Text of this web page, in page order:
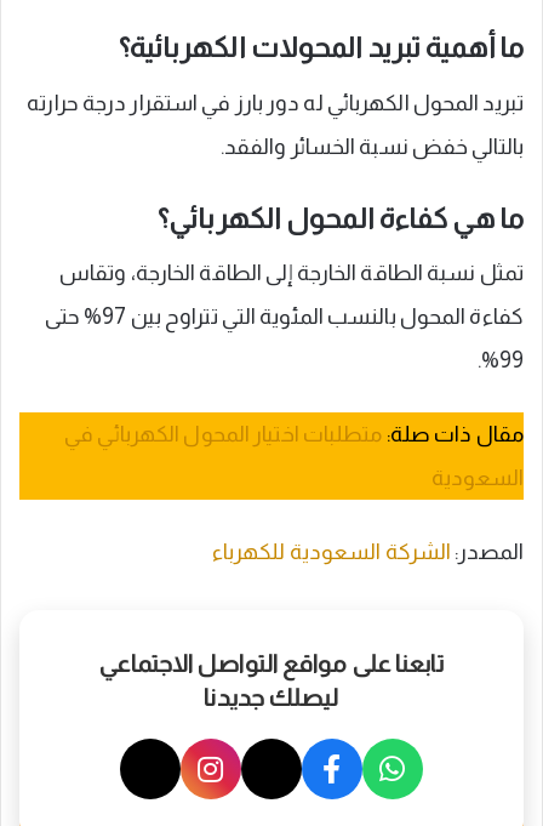
ما أهمية تبريد المحولات الكهربائية؟
تبريد المحول الكهربائي له دور بارز في استقرار درجة حرارته
بالتالي خفض نسبة الخسائر والفقد.
ما هي كفاءة المحول الكهربائي؟
تمثل نسبة الطاقة الخارجة إلى الطاقة الخارجة، وتقاس
كفاءة المحول بالنسب المئوية التي تتراوح بين 97% حتى
99%.
مقال ذات صلة: متطلبات اختيار المحول الكهربائي في
السعودية
المصدر: الشركة السعودية للكهرباء
تابعنا على مواقع التواصل الاجتماعي
ليصلك جديدنا